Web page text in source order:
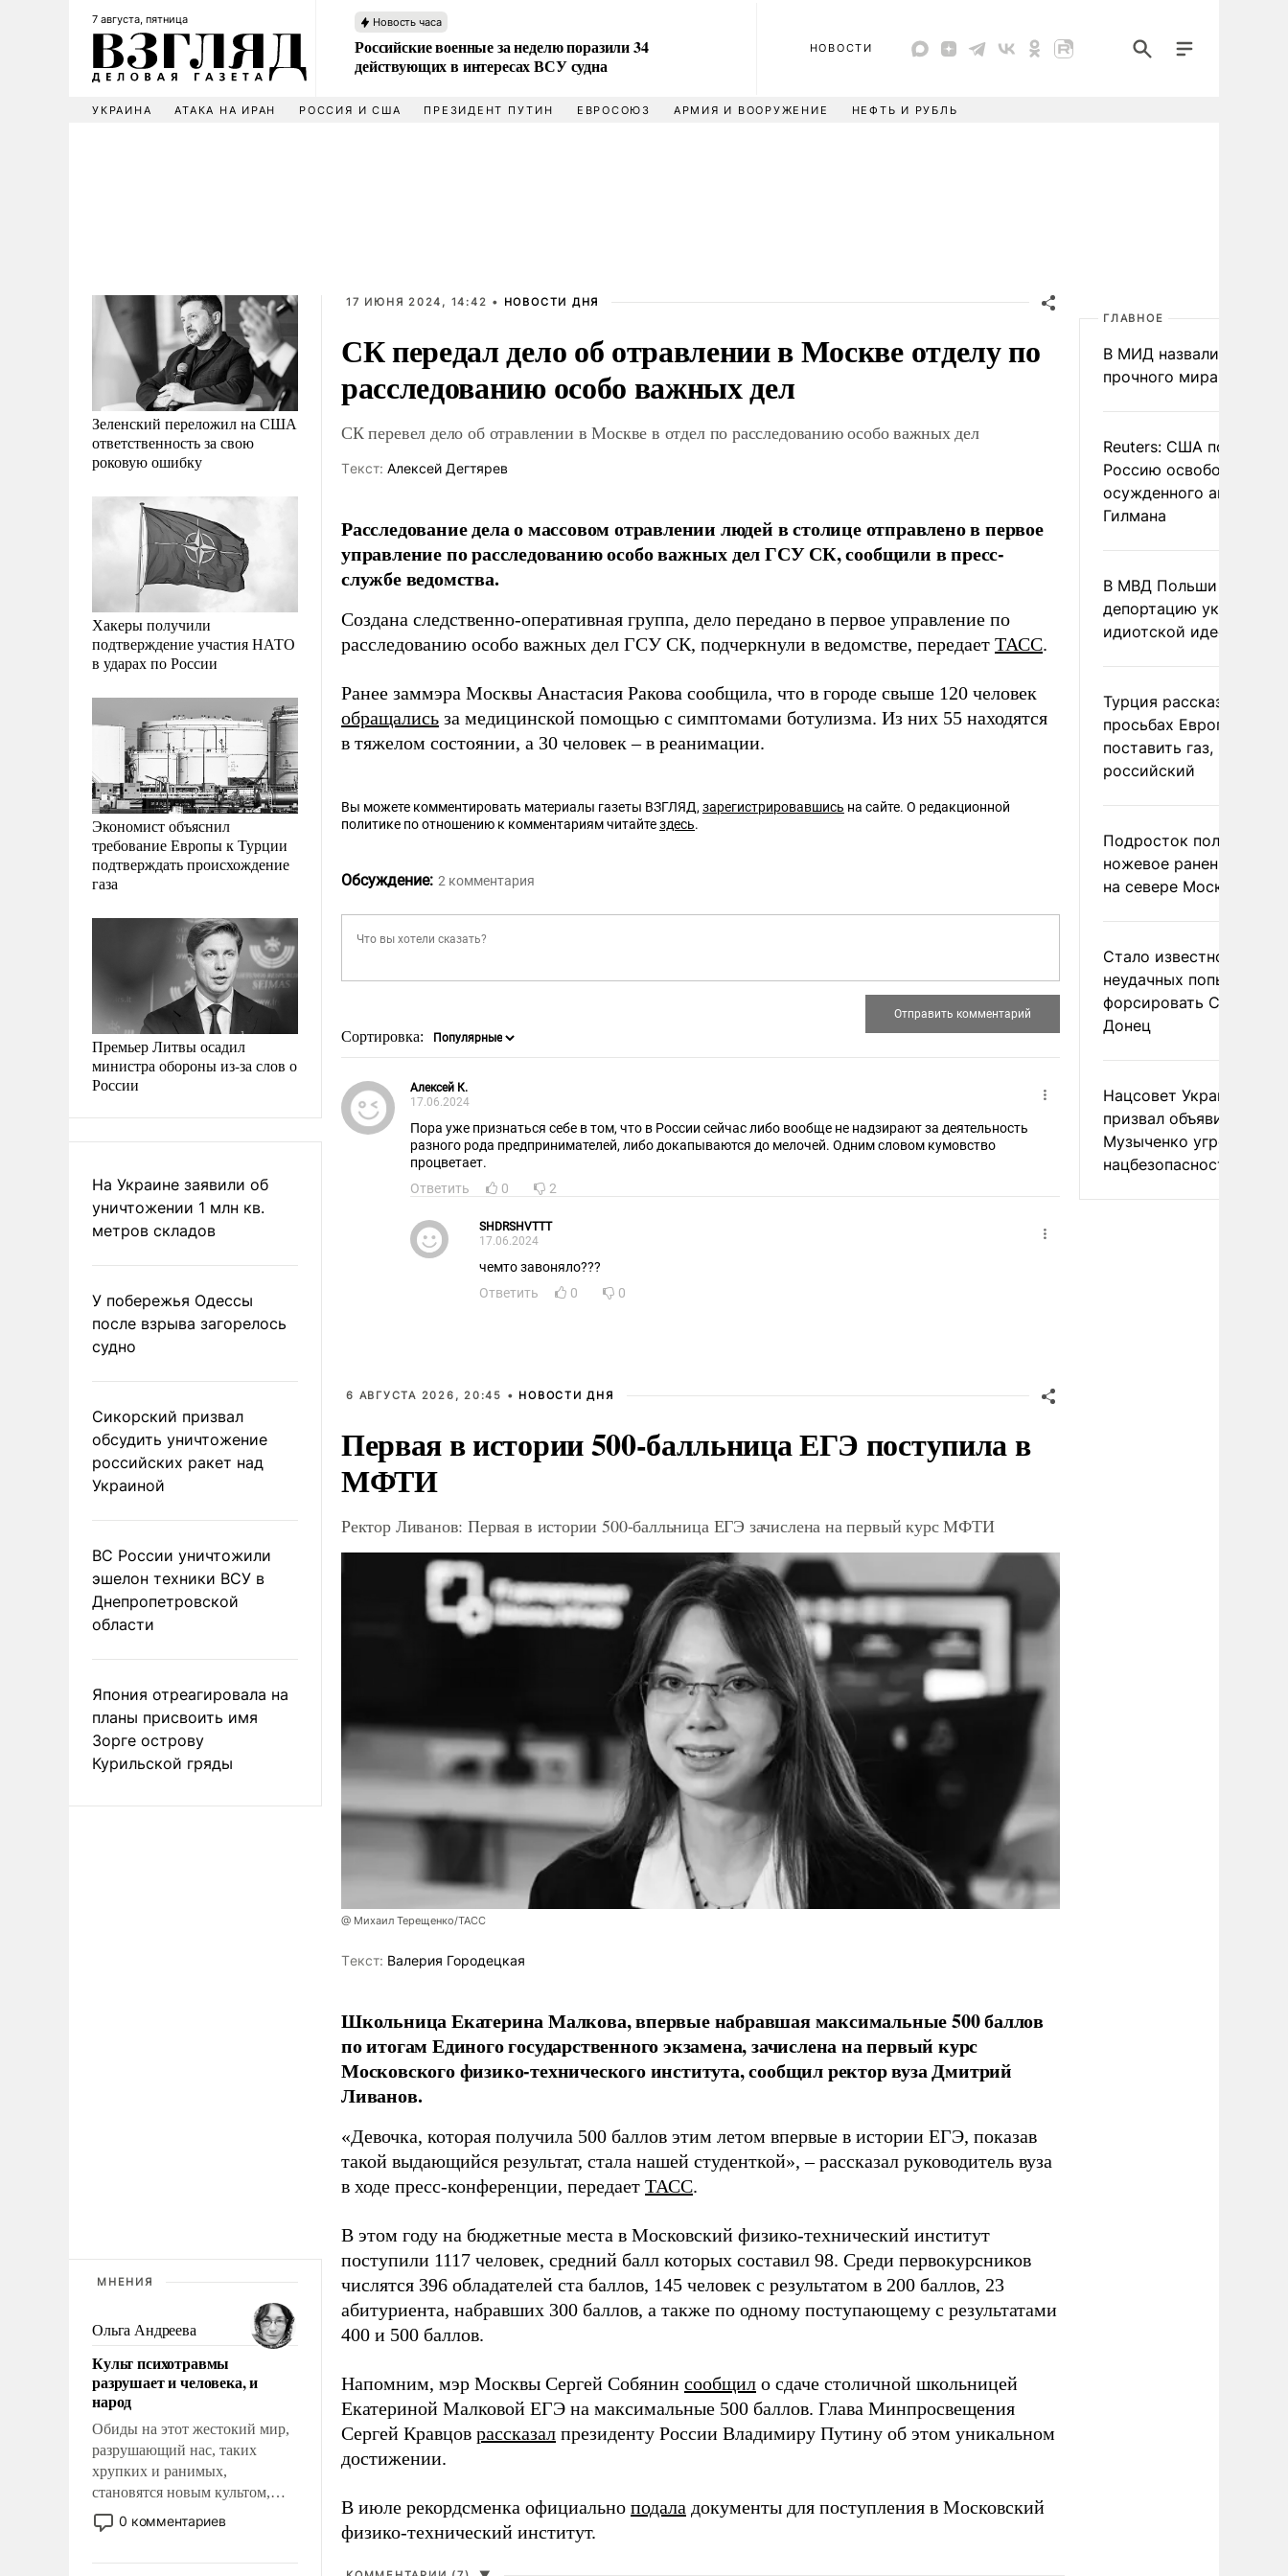
7 августа, пятница Новость часа
Российские военные за неделю поразили 34
действующих в интересах ВСУ судна
НОВОСТИ
УКРАИНА АТАКА НА ИРАН РОССИЯ И США ПРЕЗИДЕНТ ПУТИН ЕВРОСОЮЗ АРМИЯ И ВООРУЖЕНИЕ НЕФТЬ И РУБЛЬ
Зеленский переложил на США
ответственность за свою
роковую ошибку
Хакеры получили
подтверждение участия НАТО
в ударах по России
Экономист объяснил
требование Европы к Турции
подтверждать происхождение
газа
Премьер Литвы осадил
министра обороны из-за слов о
России
На Украине заявили об
уничтожении 1 млн кв.
метров складов
У побережья Одессы
после взрыва загорелось
судно
Сикорский призвал
обсудить уничтожение
российских ракет над
Украиной
ВС России уничтожили
эшелон техники ВСУ в
Днепропетровской
области
Япония отреагировала на
планы присвоить имя
Зорге острову
Курильской гряды
МНЕНИЯ
Ольга Андреева
Культ психотравмы
разрушает и человека, и
народ
Обиды на этот жестокий мир,
разрушающий нас, таких
хрупких и ранимых,
становятся новым культом,
постепенно вытесняя и
отменяя традиционное
0 комментариев
17 ИЮНЯ 2024, 14:42 • НОВОСТИ ДНЯ
СК передал дело об отравлении в Москве отделу по
расследованию особо важных дел
СК перевел дело об отравлении в Москве в отдел по расследованию особо важных дел
Tекст: Алексей Дегтярев
Расследование дела о массовом отравлении людей в столице отправлено в первое
управление по расследованию особо важных дел ГСУ СК, сообщили в пресс-
службе ведомства.
Создана следственно-оперативная группа, дело передано в первое управление по
расследованию особо важных дел ГСУ СК, подчеркнули в ведомстве, передает ТАСС.
Ранее заммэра Москвы Анастасия Ракова сообщила, что в городе свыше 120 человек
обращались за медицинской помощью с симптомами ботулизма. Из них 55 находятся
в тяжелом состоянии, а 30 человек – в реанимации.
Вы можете комментировать материалы газеты ВЗГЛЯД, зарегистрировавшись на сайте. О редакционной
политике по отношению к комментариям читайтездесь.
Обсуждение: 2 комментария
Сортировка:
Алексей К.
17.06.2024
Пора уже признаться себе в том, что в России сейчас либо вообще не надзирают за деятельность
разного рода предпринимателей, либо докапываются до мелочей. Одним словом кумовство
процветает.
Ответить
0 2
SHDRSHVTTT
17.06.2024
чемто завоняло???
Ответить
0 0
6 АВГУСТА 2026, 20:45 • НОВОСТИ ДНЯ
Первая в истории 500-балльница ЕГЭ поступила в
МФТИ
Ректор Ливанов: Первая в истории 500-балльница ЕГЭ зачислена на первый курс МФТИ
@ Михаил Терещенко/ТАСС
Tекст: Валерия Городецкая
Школьница Екатерина Малкова, впервые набравшая максимальные 500 баллов
по итогам Единого государственного экзамена, зачислена на первый курс
Московского физико-технического института, сообщил ректор вуза Дмитрий
Ливанов.
«Девочка, которая получила 500 баллов этим летом впервые в истории ЕГЭ, показав
такой выдающийся результат, стала нашей студенткой», – рассказал руководитель вуза
в ходе пресс-конференции, передает ТАСС.
В этом году на бюджетные места в Московский физико-технический институт
поступили 1117 человек, средний балл которых составил 98. Среди первокурсников
числятся 396 обладателей ста баллов, 145 человек с результатом в 200 баллов, 23
абитуриента, набравших 300 баллов, а также по одному поступающему с результатами
400 и 500 баллов.
Напомним, мэр Москвы Сергей Собянин сообщил о сдаче столичной школьницей
Екатериной Малковой ЕГЭ на максимальные 500 баллов. Глава Минпросвещения
Сергей Кравцов рассказал президенту России Владимиру Путину об этом уникальном
достижении.
В июле рекордсменка официально подала документы для поступления в Московский
физико-технический институт.
ГЛАВНОЕ
В МИД назвали условия
прочного мира на
Reuters: США
Россию освободить
осужденного
Гилмана
В МВД Польши назвали
депортацию украинцев
идиотской идеей
Турция рассказала о
просьбах Европы
поставить газ, но не
российский
Подросток получил
ножевое ранение в
на севере Москвы
Стало известно о
неудачных попытках
форсировать
Донец
Нацсовет Украины по
призвал объявить
Музыченко угрозой
нацбезопасности